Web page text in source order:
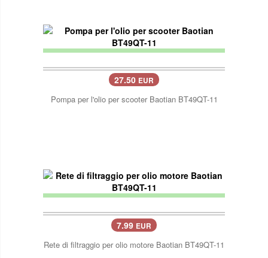
27.50 EUR
Pompa per l'olio per scooter Baotian BT49QT-11
7.99 EUR
Rete di filtraggio per olio motore Baotian BT49QT-11